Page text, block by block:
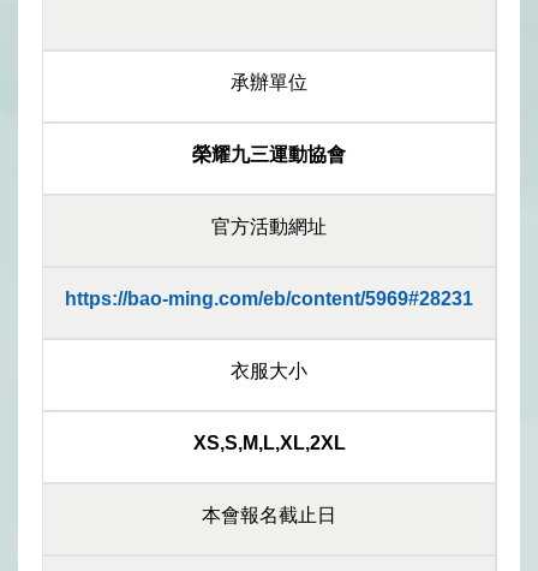
承辦單位
榮耀九三運動協會
官方活動網址
https://bao-ming.com/eb/content/5969#28231
衣服大小
XS,S,M,L,XL,2XL
本會報名截止日